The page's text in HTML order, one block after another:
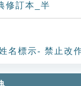
修訂本_半
名標示- 禁止改